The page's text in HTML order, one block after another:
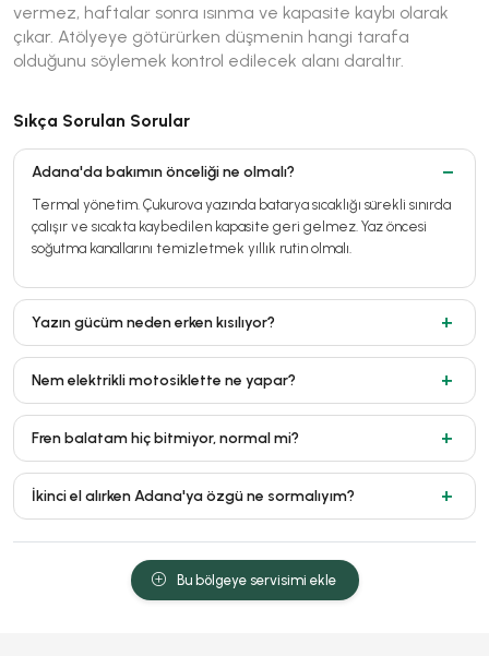
vermez, haftalar sonra ısınma ve kapasite kaybı olarak
çıkar. Atölyeye götürürken düşmenin hangi tarafa
olduğunu söylemek kontrol edilecek alanı daraltır.
Sıkça Sorulan Sorular
Adana'da bakımın önceliği ne olmalı?
Termal yönetim. Çukurova yazında batarya sıcaklığı sürekli sınırda
çalışır ve sıcakta kaybedilen kapasite geri gelmez. Yaz öncesi
soğutma kanallarını temizletmek yıllık rutin olmalı.
Yazın gücüm neden erken kısılıyor?
Nem elektrikli motosiklette ne yapar?
Fren balatam hiç bitmiyor, normal mi?
İkinci el alırken Adana'ya özgü ne sormalıyım?
Bu bölgeye servisimi ekle